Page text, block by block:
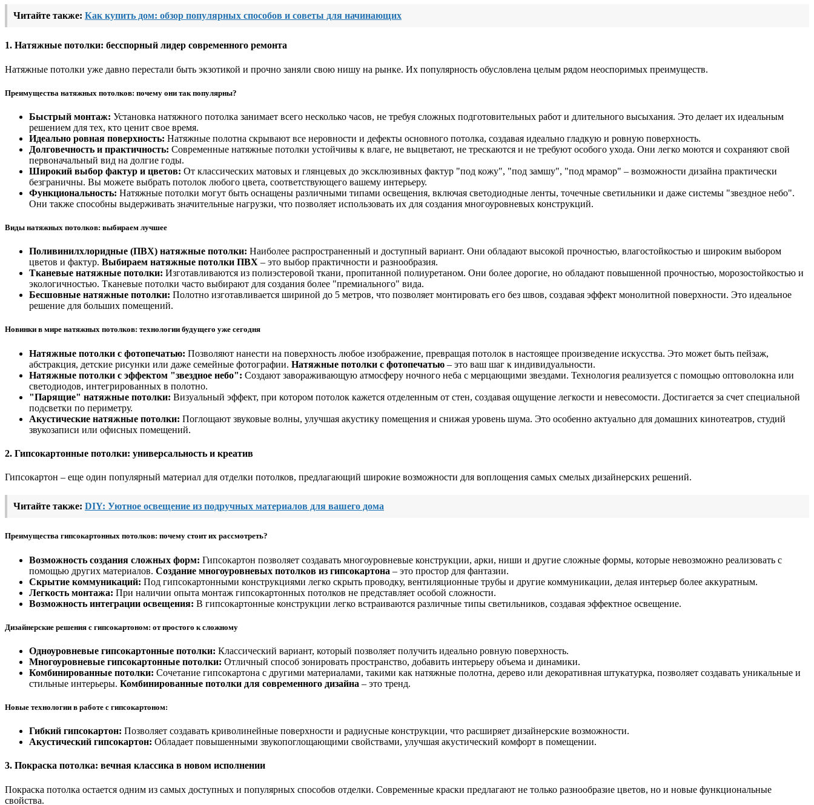
Читайте также: Как купить дом: обзор популярных способов и советы для начинающих
1. Натяжные потолки: бесспорный лидер современного ремонта
Натяжные потолки уже давно перестали быть экзотикой и прочно заняли свою нишу на рынке. Их популярность обусловлена целым рядом неоспоримых преимуществ.
Преимущества натяжных потолков: почему они так популярны?
Быстрый монтаж: Установка натяжного потолка занимает всего несколько часов, не требуя сложных подготовительных работ и длительного высыхания. Это делает их идеальным
решением для тех, кто ценит свое время.
Идеально ровная поверхность: Натяжные полотна скрывают все неровности и дефекты основного потолка, создавая идеально гладкую и ровную поверхность.
Долговечность и практичность: Современные натяжные потолки устойчивы к влаге, не выцветают, не трескаются и не требуют особого ухода. Они легко моются и сохраняют свой
первоначальный вид на долгие годы.
Широкий выбор фактур и цветов: От классических матовых и глянцевых до эксклюзивных фактур "под кожу", "под замшу", "под мрамор" – возможности дизайна практически
безграничны. Вы можете выбрать потолок любого цвета, соответствующего вашему интерьеру.
Функциональность: Натяжные потолки могут быть оснащены различными типами освещения, включая светодиодные ленты, точечные светильники и даже системы "звездное небо".
Они также способны выдерживать значительные нагрузки, что позволяет использовать их для создания многоуровневых конструкций.
Виды натяжных потолков: выбираем лучшее
Поливинилхлоридные (ПВХ) натяжные потолки: Наиболее распространенный и доступный вариант. Они обладают высокой прочностью, влагостойкостью и широким выбором
цветов и фактур. Выбираем натяжные потолки ПВХ – это выбор практичности и разнообразия.
Тканевые натяжные потолки: Изготавливаются из полиэстеровой ткани, пропитанной полиуретаном. Они более дорогие, но обладают повышенной прочностью, морозостойкостью и
экологичностью. Тканевые потолки часто выбирают для создания более "премиального" вида.
Бесшовные натяжные потолки: Полотно изготавливается шириной до 5 метров, что позволяет монтировать его без швов, создавая эффект монолитной поверхности. Это идеальное
решение для больших помещений.
Новинки в мире натяжных потолков: технологии будущего уже сегодня
Натяжные потолки с фотопечатью: Позволяют нанести на поверхность любое изображение, превращая потолок в настоящее произведение искусства. Это может быть пейзаж,
абстракция, детские рисунки или даже семейные фотографии. Натяжные потолки с фотопечатью – это ваш шаг к индивидуальности.
Натяжные потолки с эффектом "звездное небо": Создают завораживающую атмосферу ночного неба с мерцающими звездами. Технология реализуется с помощью оптоволокна или
светодиодов, интегрированных в полотно.
"Парящие" натяжные потолки: Визуальный эффект, при котором потолок кажется отделенным от стен, создавая ощущение легкости и невесомости. Достигается за счет специальной
подсветки по периметру.
Акустические натяжные потолки: Поглощают звуковые волны, улучшая акустику помещения и снижая уровень шума. Это особенно актуально для домашних кинотеатров, студий
звукозаписи или офисных помещений.
2. Гипсокартонные потолки: универсальность и креатив
Гипсокартон – еще один популярный материал для отделки потолков, предлагающий широкие возможности для воплощения самых смелых дизайнерских решений.
Читайте также: DIY: Уютное освещение из подручных материалов для вашего дома
Преимущества гипсокартонных потолков: почему стоит их рассмотреть?
Возможность создания сложных форм: Гипсокартон позволяет создавать многоуровневые конструкции, арки, ниши и другие сложные формы, которые невозможно реализовать с
помощью других материалов. Создание многоуровневых потолков из гипсокартона – это простор для фантазии.
Скрытие коммуникаций: Под гипсокартонными конструкциями легко скрыть проводку, вентиляционные трубы и другие коммуникации, делая интерьер более аккуратным.
Легкость монтажа: При наличии опыта монтаж гипсокартонных потолков не представляет особой сложности.
Возможность интеграции освещения: В гипсокартонные конструкции легко встраиваются различные типы светильников, создавая эффектное освещение.
Дизайнерские решения с гипсокартоном: от простого к сложному
Одноуровневые гипсокартонные потолки: Классический вариант, который позволяет получить идеально ровную поверхность.
Многоуровневые гипсокартонные потолки: Отличный способ зонировать пространство, добавить интерьеру объема и динамики.
Комбинированные потолки: Сочетание гипсокартона с другими материалами, такими как натяжные полотна, дерево или декоративная штукатурка, позволяет создавать уникальные и
стильные интерьеры. Комбинированные потолки для современного дизайна – это тренд.
Новые технологии в работе с гипсокартоном:
Гибкий гипсокартон: Позволяет создавать криволинейные поверхности и радиусные конструкции, что расширяет дизайнерские возможности.
Акустический гипсокартон: Обладает повышенными звукопоглощающими свойствами, улучшая акустический комфорт в помещении.
3. Покраска потолка: вечная классика в новом исполнении
Покраска потолка остается одним из самых доступных и популярных способов отделки. Современные краски предлагают не только разнообразие цветов, но и новые функциональные
свойства.